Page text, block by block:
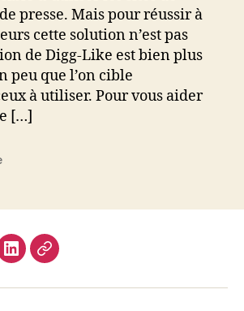
les
plus
importants
presse. Mais pour réussir à
cette solution n’est pas
de Digg-Like est bien plus
peu que l’on cible
à utiliser. Pour vous aider
[…]
Linkedin
Site